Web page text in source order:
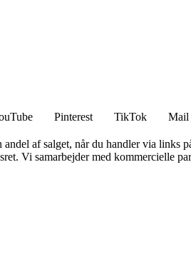
Pinterest TikTok Mail
af salget, når du handler via links
Vi samarbejder med kommercielle